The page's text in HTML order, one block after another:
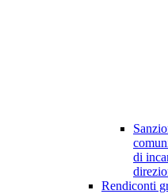
di
Rendiconti